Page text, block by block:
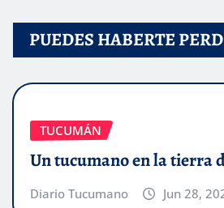
PUEDES HABERTE
TUCUMÁN
Un tucumano en la tierra
Diario Tucumano Jun 28,